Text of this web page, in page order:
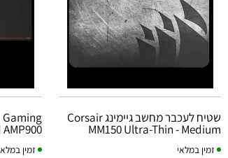
שטיח לעכבר מחשב גיימינג Corsair
MM150 Ultra-Thin - Medium
זמין במלאי
Gaming
זמין